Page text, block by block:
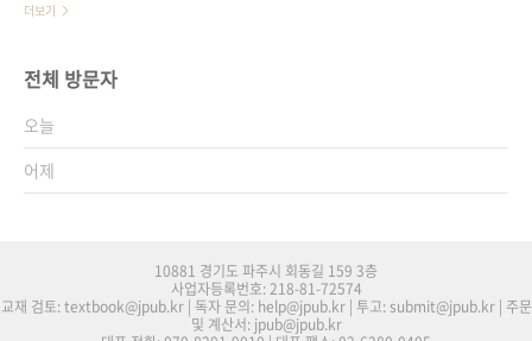
더보기
전체 방문자
오늘
어제
10881 경기도 파주시 회동길 159 3층
사업자등록번호: 218-81-72574
교재 검토: textbook@jpub.kr | 독자 문의: help@jpub.kr | 투고: submit@jpub.kr | 주문
및 계산서: jpub@jpub.kr